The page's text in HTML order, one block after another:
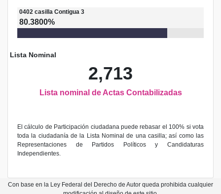
0402 casilla Contigua 3
80.3800%
Lista Nominal
2,713
Lista nominal de Actas Contabilizadas
El cálculo de Participación ciudadana puede rebasar el 100% si vota
toda la ciudadanía de la Lista Nominal de una casilla; así como las
Representaciones de Partidos Políticos y Candidaturas
Independientes.
Con base en la Ley Federal del Derecho de Autor queda prohibida cualquier